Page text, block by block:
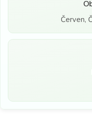
Červen,